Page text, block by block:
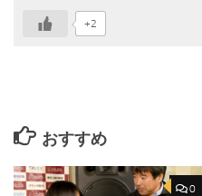
+2
おすすめ
0